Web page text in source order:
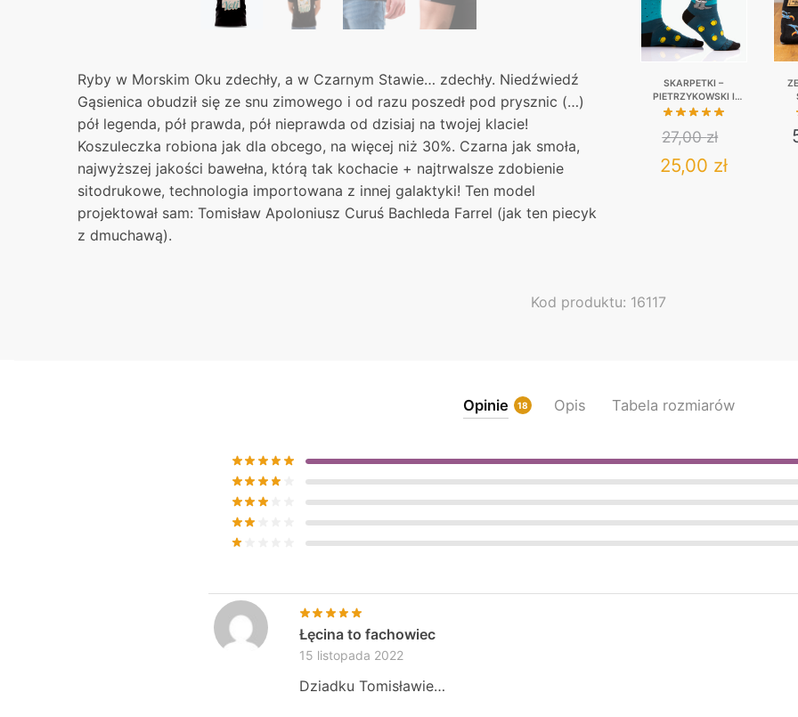
Ryby w Morskim Oku zdechły, a w Czarnym Stawie… zdechły. Niedźwiedź
Gąsienica obudził się ze snu zimowego i od razu poszedł pod prysznic (…)
pół legenda, pół prawda, pół nieprawda od dzisiaj na twojej klacie!
Koszuleczka robiona jak dla obcego, na więcej niż 30%. Czarna jak smoła,
najwyższej jakości bawełna, którą tak kochacie + najtrwalsze zdobienie
sitodrukowe, technologia importowana z innej galaktyki! Ten model
projektował sam: Tomisław Apoloniusz Curuś Bachleda Farrel (jak ten piecyk
z dmuchawą).
SKARPETKI –
PIETRZYKOWSKI I
MIRABELKI
27,00zł
Original
25,00 złCurrent
chosen
product
page
Kod produktu: 16117
Opinie 18 Opis Tabela rozmiarów
Łęcina to fachowiec
15 listopada 2022
Dziadku Tomisławie…